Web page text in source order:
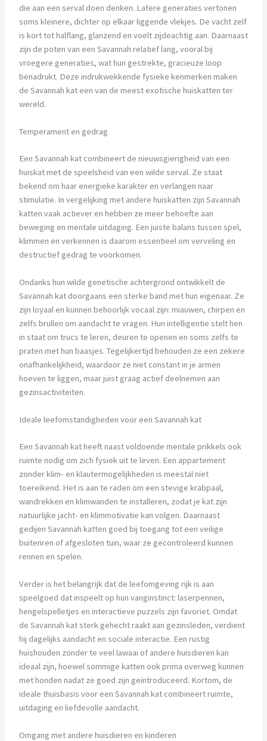
die aan een serval doen denken. Latere generaties vertonen
soms kleinere, dichter op elkaar liggende vlekjes. De vacht zelf
is kort tot halflang, glanzend en voelt zijdeachtig aan. Daarnaast
zijn de poten van een Savannah relatief lang, vooral bij
vroegere generaties, wat hun gestrekte, gracieuze loop
benadrukt. Deze indrukwekkende fysieke kenmerken maken
de Savannah kat een van de meest exotische huiskatten ter
wereld.
Temperament en gedrag
Een Savannah kat combineert de nieuwsgierigheid van een
huiskat met de speelsheid van een wilde serval. Ze staat
bekend om haar energieke karakter en verlangen naar
stimulatie. In vergelijking met andere huiskatten zijn Savannah
katten vaak actiever en hebben ze meer behoefte aan
beweging en mentale uitdaging. Een juiste balans tussen spel,
klimmen en verkennen is daarom essentieel om verveling en
destructief gedrag te voorkomen.
Ondanks hun wilde genetische achtergrond ontwikkelt de
Savannah kat doorgaans een sterke band met hun eigenaar. Ze
zijn loyaal en kunnen behoorlijk vocaal zijn: miauwen, chirpen en
zelfs brullen om aandacht te vragen. Hun intelligentie stelt hen
in staat om trucs te leren, deuren te openen en soms zelfs te
praten met hun baasjes. Tegelijkertijd behouden ze een zekere
onafhankelijkheid, waardoor ze niet constant in je armen
hoeven te liggen, maar juist graag actief deelnemen aan
gezinsactiviteiten.
Ideale leefomstandigheden voor een Savannah kat
Een Savannah kat heeft naast voldoende mentale prikkels ook
ruimte nodig om zich fysiek uit te leven. Een appartement
zonder klim- en klautermogelijkheden is meestal niet
toereikend. Het is aan te raden om een stevige krabpaal,
wandrekken en klimwanden te installeren, zodat je kat zijn
natuurlijke jacht- en klimmotivatie kan volgen. Daarnaast
gedijen Savannah katten goed bij toegang tot een veilige
buitenren of afgesloten tuin, waar ze gecontroleerd kunnen
rennen en spelen.
Verder is het belangrijk dat de leefomgeving rijk is aan
speelgoed dat inspeelt op hun vanginstinct: laserpennen,
hengelspelletjes en interactieve puzzels zijn favoriet. Omdat
de Savannah kat sterk gehecht raakt aan gezinsleden, verdient
hij dagelijks aandacht en sociale interactie. Een rustig
huishouden zonder te veel lawaai of andere huisdieren kan
ideaal zijn, hoewel sommige katten ook prima overweg kunnen
met honden nadat ze goed zijn geïntroduceerd. Kortom, de
ideale thuisbasis voor een Savannah kat combineert ruimte,
uitdaging en liefdevolle aandacht.
Omgang met andere huisdieren en kinderen